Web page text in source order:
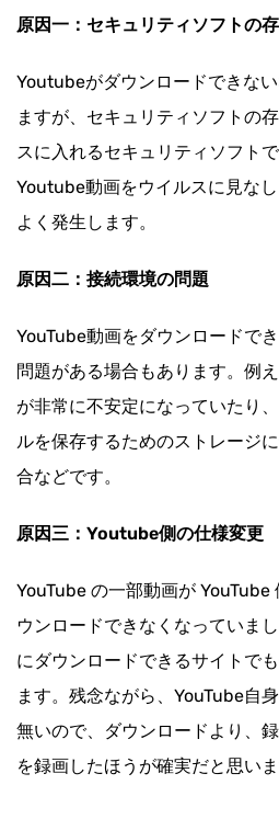
原因一：セキュリティソフトの
Youtubeがダウンロードできな
ますが、セキュリティソフトの
スに入れるセキュリティソフト
Youtube動画をウイルスに見な
よく発生します。
原因二：接続環境の問題
YouTube動画をダウンロードで
問題がある場合もあります。例
が非常に不安定になっていたり
ルを保存するためのストレージ
合などです。
原因三：Youtube側の仕様変更
YouTube の一部動画が
ウンロードできなくなっていま
にダウンロードできるサイトで
ます。残念ながら、YouTube自
無いので、ダウンロードより、
を録画したほうが確実だと思いま